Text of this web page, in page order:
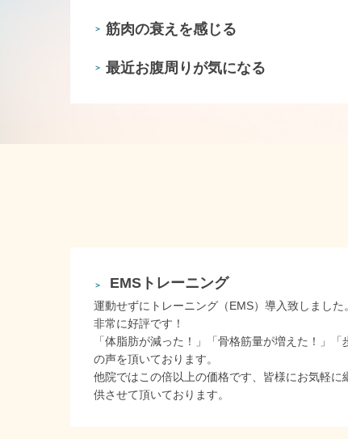
＞ 筋肉の衰えを感じる
＞ 最近お腹周りが気になる
＞ EMSトレーニング
運動せずにトレーニング（EMS）導入致しました
非常に好評です！
「体脂肪が減った！」「骨格筋量が増えた！」
の声を頂いております。
他院ではこの倍以上の価格です、皆様にお気軽に
供させて頂いております。